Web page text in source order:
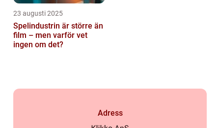
23 augusti 2025
Spelindustrin är större än
film – men varför vet
ingen om det?
Adress